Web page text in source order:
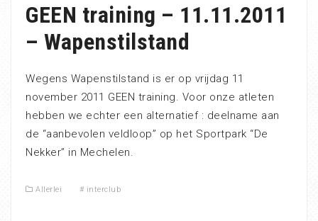
GEEN training – 11.11.2011
– Wapenstilstand
Wegens Wapenstilstand is er op vrijdag 11
november 2011 GEEN training. Voor onze atleten
hebben we echter een alternatief : deelname aan
de “aanbevolen veldloop” op het Sportpark “De
Nekker” in Mechelen.
Allerlei # interclub